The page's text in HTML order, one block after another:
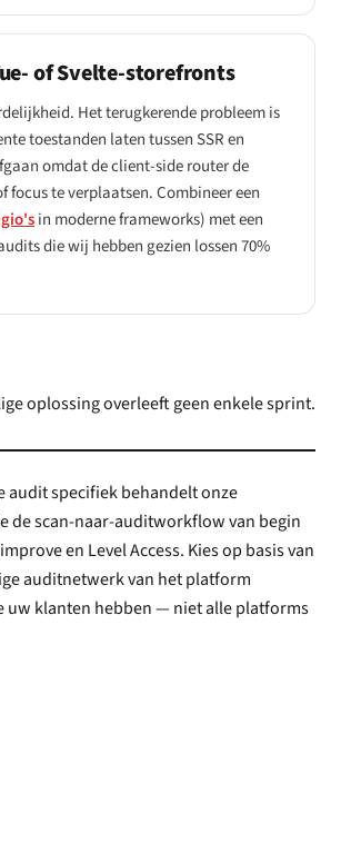
of Svelte-storefronts
Het terugkerende probleem is
toestanden laten tussen SSR en
omdat de client-side router de
focus te verplaatsen. Combineer een
in moderne frameworks) met een
die wij hebben gezien lossen 70%
oplossing overleeft geen enkele sprint.
audit specifiek behandelt onze
de scan-naar-auditworkflow van begin